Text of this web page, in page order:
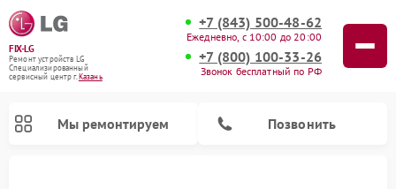
FIX-LG
Ремонт устройств LG
Специализированный
cервисный центр г.Казань
+7 (843) 500-48-62
Ежедневно, с 10:00 до 20:00
+7 (800) 100-33-26
Звонок бесплатный по РФ
Мы ремонтируем Позвонить